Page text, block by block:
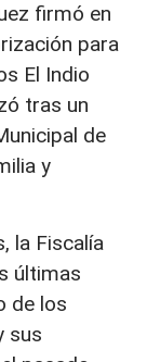
firmó en
para
El Indio
tras un
de
y
la Fiscalía
últimas
de los
sus